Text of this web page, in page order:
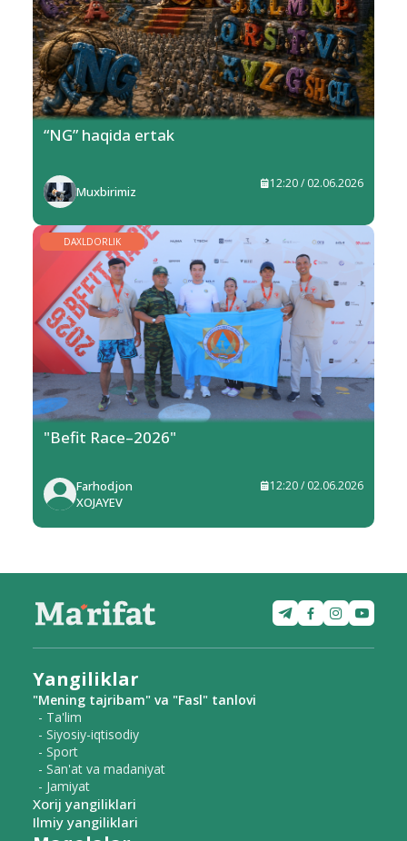
“NG” haqida ertak
Muxbirimiz
12:20 / 02.06.2026
DAXLDORLIK
"Befit Race–2026"
Farhodjon
XOJAYEV
12:20 / 02.06.2026
Yangiliklar
"Mening tajribam" va "Fasl" tanlovi
- Ta'lim
- Siyosiy-iqtisodiy
- Sport
- San'at va madaniyat
- Jamiyat
Xorij yangiliklari
Ilmiy yangiliklari